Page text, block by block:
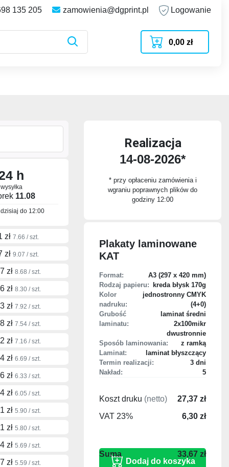
135 205 zamowienia@dgprint.pl Logowanie
0,00 zł
h
wysyłka
11.08
do 12:00
zł 7.66 / szt.
zł 9.07 / szt.
zł 8.68 / szt.
zł 8.30 / szt.
zł 7.92 / szt.
zł 7.54 / szt.
zł 7.16 / szt.
zł 6.69 / szt.
zł 6.33 / szt.
zł 6.05 / szt.
zł 5.90 / szt.
zł 5.80 / szt.
zł 5.69 / szt.
zł 5.59 / szt.
Realizacja
14-08-2026*
* przy opłaceniu zamówienia i
wgraniu poprawnych plików do
godziny 12:00
Plakaty laminowane
KAT
Format:
A3 (297 x 420 mm)
Rodzaj papieru:
kreda błysk 170g
Kolor
nadruku:
jednostronny CMYK
(4+0)
Grubość
laminatu:
laminat średni
2x100mikr
dwustronnie
Sposób laminowania:
z ramką
Laminat:
laminat błyszczący
Termin realizacji:
3 dni
Nakład:
5
Koszt druku (netto)
27,37 zł
VAT 23%
6,30 zł
33,67 zł